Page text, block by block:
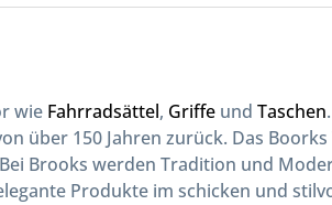
wie Fahrradsättel, Griffe und Taschen
über 150 Jahren zurück. Das
Brooks werden Tradition und
Produkte im schicken und